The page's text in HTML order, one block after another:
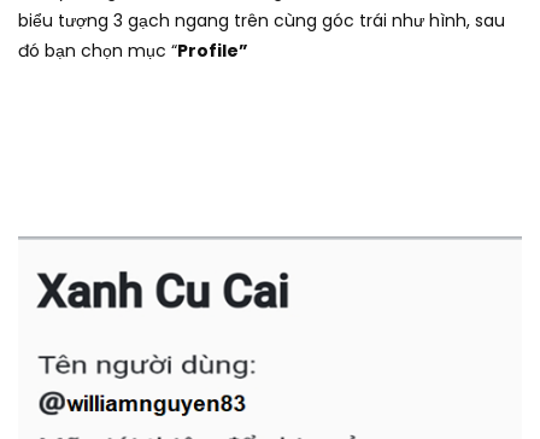
biểu tượng 3 gạch ngang trên cùng góc trái như hình, sau
đó bạn chọn mục “Profile”